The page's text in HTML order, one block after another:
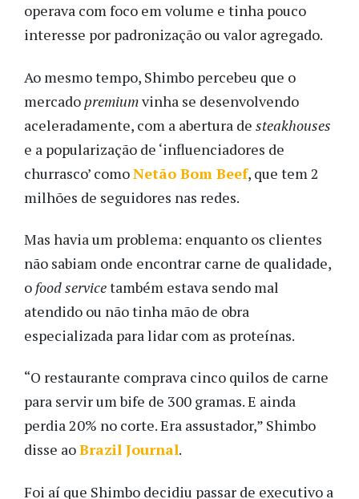
operava com foco em volume e tinha pouco
interesse por padronização ou valor agregado.
Ao mesmo tempo, Shimbo percebeu que o
mercado premiumvinha se desenvolvendo
aceleradamente, com a abertura de steakhouses
e a popularização de ‘influenciadores de
churrasco’ comoNetão Bom Beef, que tem 2
milhões de seguidores nas redes.
Mas havia um problema: enquanto os clientes
não sabiam onde encontrar carne de qualidade,
o food servicetambém estava sendo mal
atendido ou não tinha mão de obra
especializada para lidar com as proteínas.
“O restaurante comprava cinco quilos de carne
para servir um bife de 300 gramas. E ainda
perdia 20% no corte. Era assustador,” Shimbo
disse aoBrazil Journal.
Foi aí que Shimbo decidiu passar de executivo a